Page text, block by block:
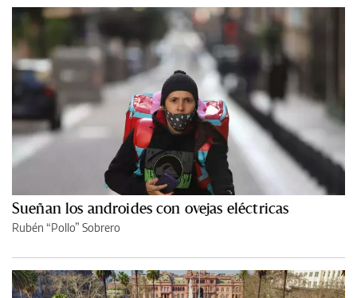
Sueñan los androides con ovejas eléctricas
Rubén “Pollo” Sobrero